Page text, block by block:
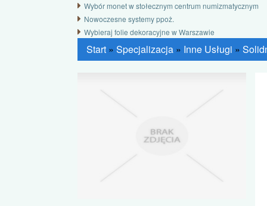
Wybór monet w stołecznym centrum numizmatycznym
Nowoczesne systemy ppoż.
Wybieraj folie dekoracyjne w Warszawie
Start » Specjalizacja » Inne Usługi »